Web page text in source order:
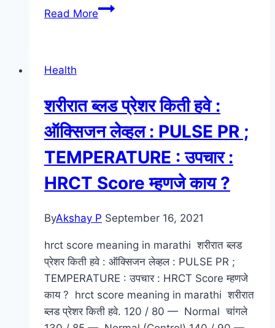
Read Moreडेंगू
:
उपचार
:
माहिती
कारणे
काळजी
Dengue
Symptoms
Marathi
Health
शरीरात ब्लड प्रेशर किती हवे :
ऑक्सिजन लेव्हल : PULSE PR ;
TEMPERATURE : उपचार :
HRCT Score म्हणजे काय ?
ByAkshay P September 16, 2021
hrct score meaning in marathi शरीरात ब्लड
प्रेशर किती हवे : ऑक्सिजन लेव्हल : PULSE PR ;
TEMPERATURE : उपचार : HRCT Score म्हणजे
काय ? hrct score meaning in marathi शरीरात
ब्लड प्रेशर किती हवे. 120 / 80 — Normal चांगले